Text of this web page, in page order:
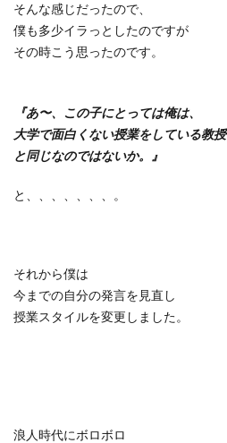
そんな感じだったので、
僕も多少イラっとしたのですが
その時こう思ったのです。
『あ〜、この子にとっては俺は、
大学で面白くない授業をしている教授
と同じなのではないか。』
と、、、、、、、。
それから僕は
今までの自分の発言を見直し
授業スタイルを変更しました。
浪人時代にボロボロ